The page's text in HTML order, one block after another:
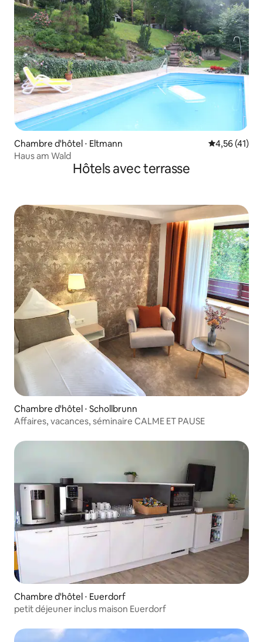
Chambre d'hôtel ⋅ Eltmann Évaluation
4,56 (41)
Haus am Wald
Hôtels avec terrasse
Chambre d'hôtel ⋅ Schollbrunn
Affaires, vacances, séminaire CALME ET PAUSE
Chambre d'hôtel ⋅ Euerdorf
petit déjeuner inclus maison Euerdorf